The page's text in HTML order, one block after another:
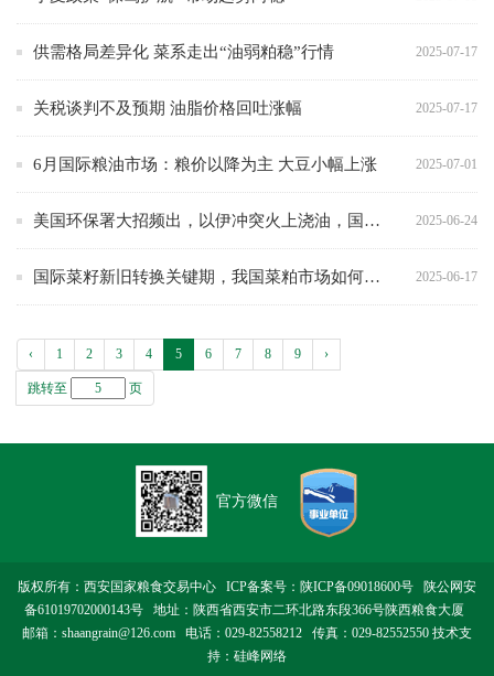
供需格局差异化 菜系走出“油弱粕稳”行情 2025-07-17
关税谈判不及预期 油脂价格回吐涨幅 2025-07-17
6月国际粮油市场：粮价以降为主 大豆小幅上涨 2025-07-01
美国环保署大招频出，以伊冲突火上浇油，国内菜籽、菜油、菜粕价格齐上扬 2025-06-24
国际菜籽新旧转换关键期，我国菜粕市场如何演绎？ 2025-06-17
‹ 1 2 3 4 5 6 7 8 9 ›
跳转至 页
官方微信
版权所有：西安国家粮食交易中心 ICP备案号： 陕ICP备09018600号
陕公网安
备61019702000143号地址：陕西省西安市二环北路东段366号陕西粮食大厦
邮箱：shaangrain@126.com 电话：029-82558212 传真：029-82552550 技术支
持： 硅峰网络